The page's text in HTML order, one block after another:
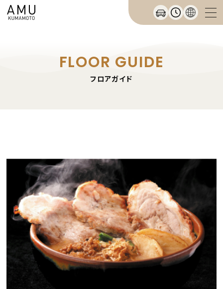
FLOOR GUIDE
フロアガイド